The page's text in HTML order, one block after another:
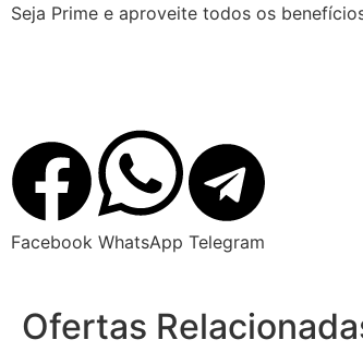
Seja Prime e aproveite todos os
Facebook WhatsApp Telegram
Ofertas